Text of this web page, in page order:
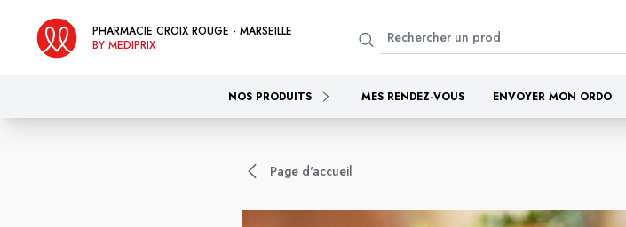
PHARMACIE CROIX ROUGE - MARSEILLE
BY MEDIPRIX
NOS PRODUITS MES RENDEZ-VOUS ENVOYER MON ORDO
Page d'accueil